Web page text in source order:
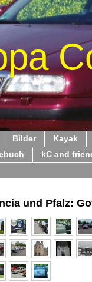
Bilder
Kayak
kC and
und Pfalz: